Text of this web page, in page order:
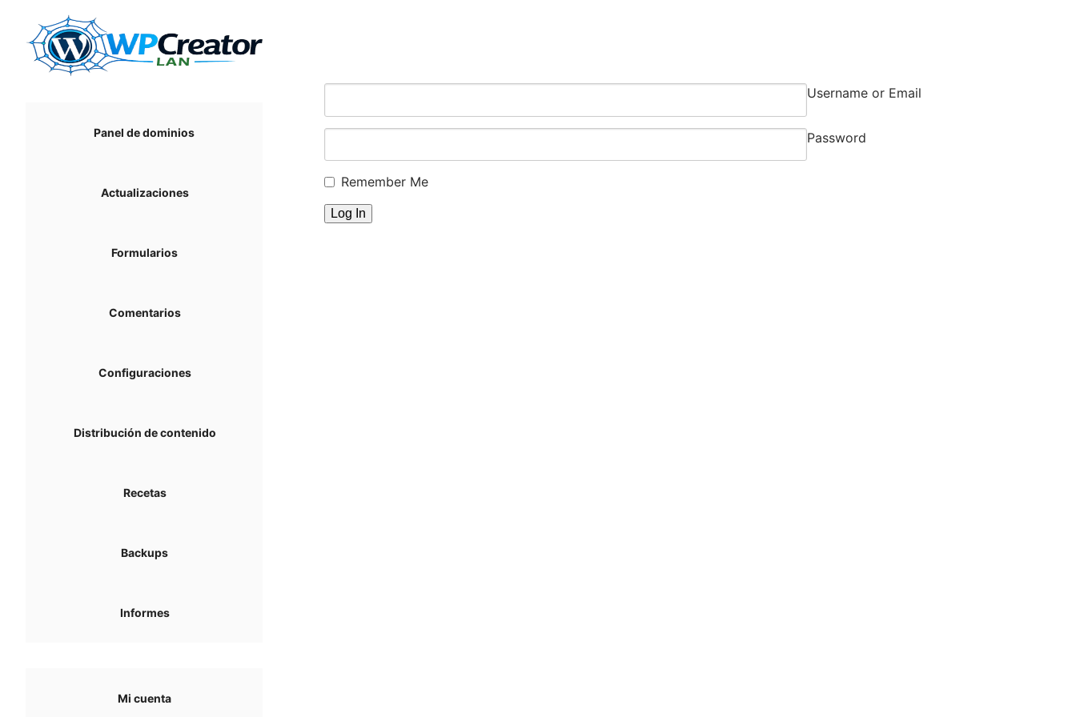
contenido
Username or Email
Password
Remember Me
Panel de dominios
Actualizaciones
Formularios
Comentarios
Configuraciones
Distribución de contenido
Recetas
Backups
Informes
Mi cuenta